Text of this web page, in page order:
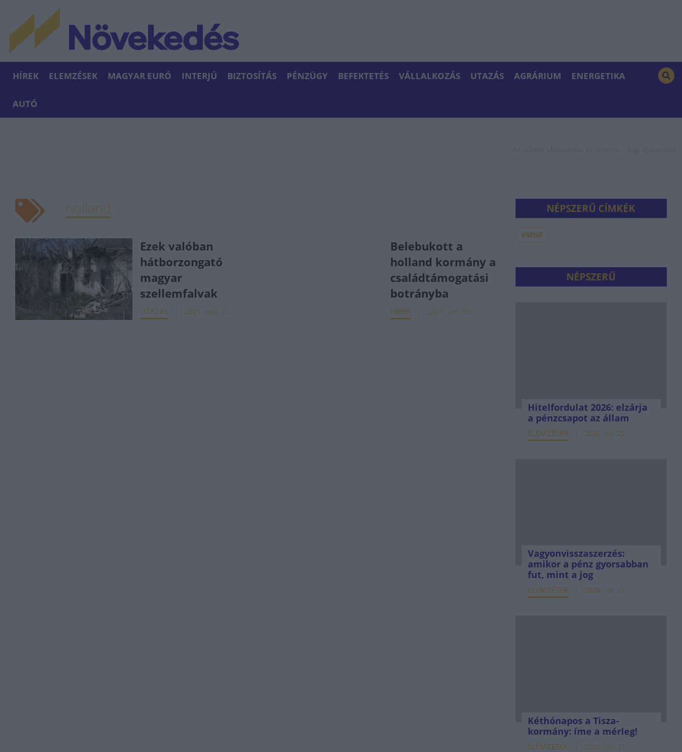
HÍREK ELEMZÉSEK MAGYAR EURÓ INTERJÚ BIZTOSÍTÁS PÉNZÜGY BEFEKTETÉS VÁLLALKOZÁS UTAZÁS AGRÁRIUM ENERGETIKA
AUTÓ
holland
Ezek valóban
hátborzongató
magyar
szellemfalvak
UTAZÁS 2021. máj. 16.
Belebukott a
holland kormány a
családtámogatási
botrányba
HÍREK 2021. jan. 15.
NÉPSZERŰ CÍMKÉK
#MNB
NÉPSZERŰ
Hitelfordulat 2026: elzárja
a pénzcsapot az állam
ELEMZÉSEK 2026. júl. 22.
Vagyonvisszaszerzés:
amikor a pénz gyorsabban
fut, mint a jog
ELEMZÉSEK 2026. júl. 21.
Kéthónapos a Tisza-
kormány: íme a mérleg!
ELEMZÉSEK 2026. júl. 21.